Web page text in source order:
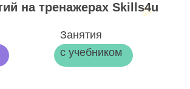
на тренажерах Skills4u
Занятия
с учебником